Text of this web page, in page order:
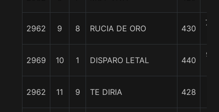
2962 9 8 RUCIA DE ORO 430
7
2969 10 1 DISPARO LETAL 440
9
2962 11 9 TE DIRIA 428